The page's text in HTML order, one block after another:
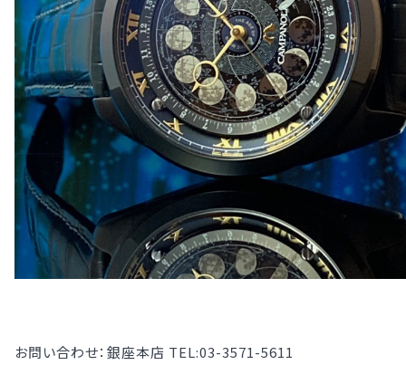
お問い合わせ：銀座本店 TEL:03-3571-5611